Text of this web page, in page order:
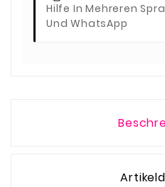
Hilfe In Mehreren
Und WhatsApp